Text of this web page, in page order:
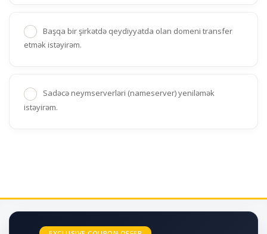
Başqa bir şirkətdə qeydiyyatda olan domeni transfer
etmək istəyirəm.
Sadəcə neymserverləri (nameserver) yeniləmək
istəyirəm.